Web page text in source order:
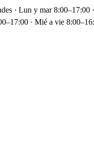
· Lun y mar 8:00–17:00
· Mié a vie